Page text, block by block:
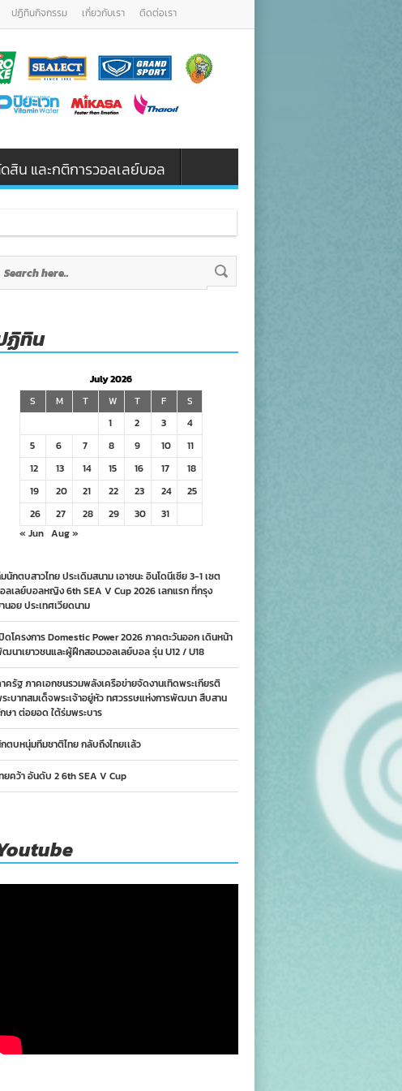
ปฏิทินกิจกรรม เกี่ยวกับเรา ติดต่อเรา
สิน และกติการวอลเลย์บอล
ฏิทิน
July 2026
S
M T W T F
S
1
2 3
4
5
6 7 8 9 10
11
12
13 14 15 16 17
18
19
20 21 22 23 24
25
26
27 28 29 30
31
« Jun Aug »
นักตบสาวไทย ประเดิมสนาม เอาชนะ อินโดนีเซีย 3-1 เซต
ลเลย์บอลหญิง 6th SEA V Cup 2026 เลกแรก ที่กรุง
นอย ประเทศเวียดนาม
ดโครงการ Domestic Power 2026 ภาคตะวันออก เดินหน้า
นาเยาวชนและผู้ฝึกสอนวอลเลย์บอล รุ่น U12 / U18
ครัฐ ภาคเอกชนรวมพลังเครือข่ายจัดงานเทิดพระเกียรติ
ะบาทสมเด็จพระเจ้าอยู่หัว ทศวรรษแห่งการพัฒนา สืบสาน
ษา ต่อยอด ใต้ร่มพระบาร
ตบหนุ่มทีมชาติไทย กลับถึงไทยเเล้ว
ยคว้า อันดับ 2 6th SEA V Cup